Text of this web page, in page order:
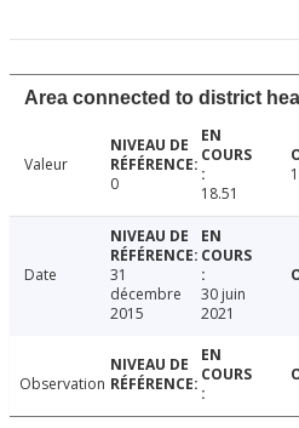
Area connected to district
Valeur
0
18.51
Date
31
décembre
2015
30 juin
2021
Observation